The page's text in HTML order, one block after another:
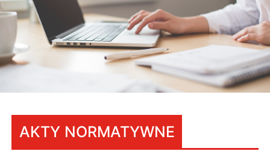
AKTY NORMATYWNE